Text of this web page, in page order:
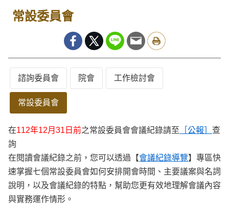
常設委員會
諮詢委員會 院會 工作檢討會
常設委員會
在112年12月31日前之常設委員會會議紀錄請至 ［公報］ 查
詢
在閱讀會議紀錄之前，您可以透過【會議紀錄導覽】專區快
速掌握七個常設委員會如何安排開會時間、主要議案與名詞
說明，以及會議紀錄的特點，幫助您更有效地理解會議內容
與實務運作情形。